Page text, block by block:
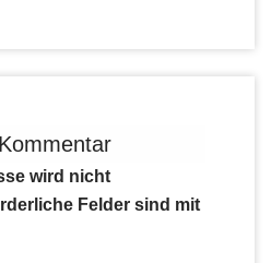
wird nicht
Felder sind mit